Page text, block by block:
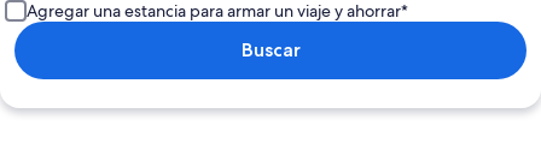
Agregar una estancia para armar un viaje y ahorrar*
Buscar